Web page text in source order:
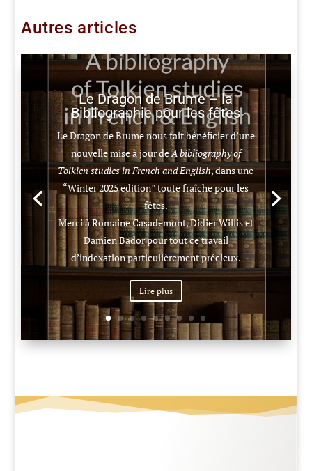
Autres articles
Le Dragon de Brume – la
Bibliographie pour les fêtes
Le Dragon de Brume nous fait bénéficier d’une
nouvelle mise à jour deA bibliography of
Tolkien studies in French and English, dans une
“Winter 2025 edition” toute fraîche pour les
fêtes.
Merci à Romaine Casademont, Didier Willis et
Damien Bador pour tout ce travail
d’indexation particulièrement précieux.
Lire plus